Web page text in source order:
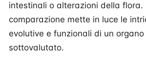
intestinali o alterazioni della flora.
comparazione mette in luce le
evolutive e funzionali di un organo
sottovalutato.